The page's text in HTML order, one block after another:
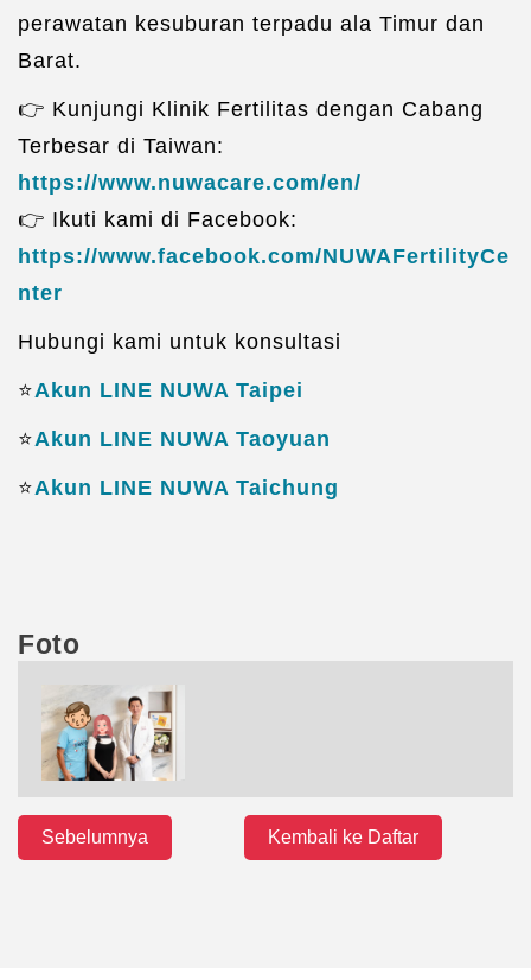
perawatan kesuburan terpadu ala Timur dan
Barat.
👉 Kunjungi Klinik Fertilitas dengan Cabang
Terbesar di Taiwan:
https://www.nuwacare.com/en/
👉 Ikuti kami di Facebook:
https://www.facebook.com/NUWAFertilityCe
nter
Hubungi kami untuk konsultasi
⭐️Akun LINE NUWA Taipei
⭐️Akun LINE NUWA Taoyuan
⭐️Akun LINE NUWA Taichung
Foto
Sebelumnya Kembali ke Daftar